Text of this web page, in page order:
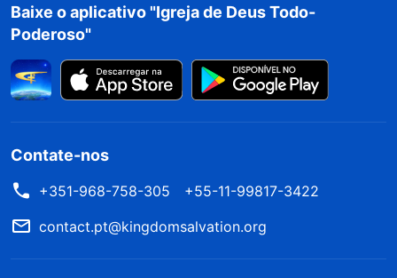
Baixe o aplicativo "Igreja de Deus Todo-
Poderoso"
Contate-nos
+351-968-758-305
+55-11-99817-3422
contact.pt@kingdomsalvation.org